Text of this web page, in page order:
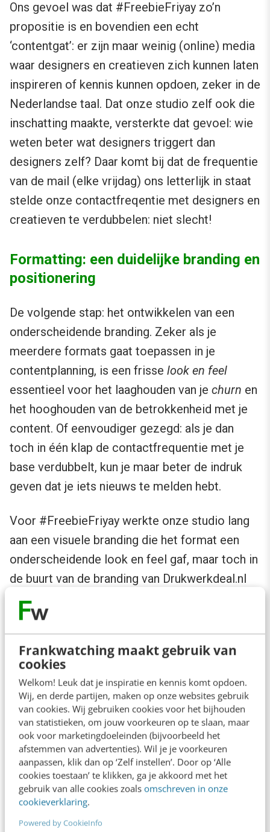
Frankwatching maakt gebruik van
cookies
Welkom! Leuk dat je inspiratie en kennis komt opdoen.
Wij, en derde partijen, maken op onze websites gebruik
van cookies. Wij gebruiken cookies voor het bijhouden
van statistieken, om jouw voorkeuren op te slaan, maar
ook voor marketingdoeleinden (bijvoorbeeld het
afstemmen van advertenties). Wil je je voorkeuren
aanpassen, klik dan op ‘Zelf instellen’. Door op ‘Alle
cookies toestaan’ te klikken, ga je akkoord met het
gebruik van alle cookies zoals omschreven in onze
cookieverklaring.
Powered by CookieInfo
Ons gevoel was dat #FreebieFriyay zo’n
propositie is en bovendien een echt
‘contentgat’: er zijn maar weinig (online) media
waar designers en creatieven zich kunnen laten
inspireren of kennis kunnen opdoen, zeker in de
Nederlandse taal. Dat onze studio zelf ook die
inschatting maakte, versterkte dat gevoel: wie
weten beter wat designers triggert dan
designers zelf? Daar komt bij dat de frequentie
van de mail (elke vrijdag) ons letterlijk in staat
stelde onze contactfreqentie met designers en
creatieven te verdubbelen: niet slecht!
Formatting: een duidelijke branding en
positionering
De volgende stap: het ontwikkelen van een
onderscheidende branding. Zeker als je
meerdere formats gaat toepassen in je
contentplanning, is een frisse look en feel
essentieel voor het laaghouden van je churn en
het hooghouden van de betrokkenheid met je
content. Of eenvoudiger gezegd: als je dan
toch in één klap de contactfrequentie met je
base verdubbelt, kun je maar beter de indruk
geven dat je iets nieuws te melden hebt.
Voor #FreebieFriyay werkte onze studio lang
aan een visuele branding die het format een
onderscheidende look en feel gaf, maar toch in
de buurt van de branding van Drukwerkdeal.nl
bleef. Contentformats geven je de kans om te
experimenteren met lossere stijlen binnen je
corporate identiteit. Voor de koppen kozen we
voorMark My Word, een speels font dat losjes
doet denken aan handlettering en appelleert
aan de ‘arts en crafts’-trend die nu leeft in de
designgemeenschap. En – niet onbelangrijk –
een beetje doet denken aan de verfstreep die
onderdeel is van de branding van
Drukwerkdeal.nl. Voor de subheader kozen we
voor ons huisstijlfont (Doko) in een magenta
kleurvlak.